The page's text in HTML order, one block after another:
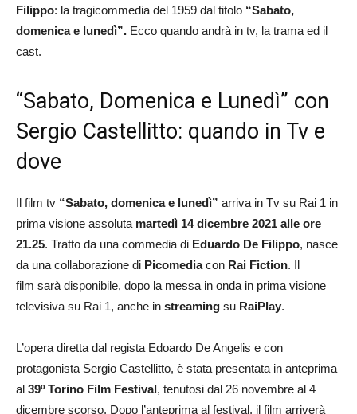
Filippo: la tragicommedia del 1959 dal titolo “Sabato,
domenica e lunedì”. Ecco quando andrà in tv, la trama ed il
cast.
“Sabato, Domenica e Lunedì” con
Sergio Castellitto: quando in Tv e
dove
Il film tv “Sabato, domenica e lunedì” arriva in Tv su Rai 1 in
prima visione assoluta martedì 14 dicembre 2021 alle ore
21.25. Tratto da una commedia di Eduardo De Filippo, nasce
da una collaborazione di Picomediacon Rai Fiction. Il
film sarà disponibile, dopo la messa in onda in prima visione
televisiva su Rai 1, anche in streaming su RaiPlay.
L’opera diretta dal regista Edoardo De Angelis e con
protagonista Sergio Castellitto, è stata presentata in anteprima
al 39º Torino Film Festival, tenutosi dal 26 novembre al 4
dicembre scorso. Dopo l’anteprima al festival, il film arriverà